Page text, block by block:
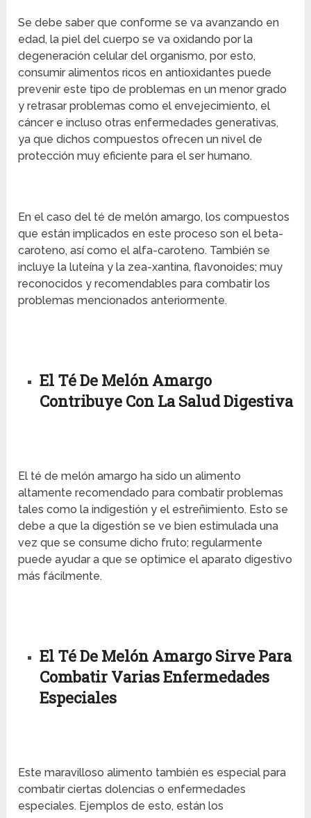
Se debe saber que conforme se va avanzando en
edad, la piel del cuerpo se va oxidando por la
degeneración celular del organismo, por esto,
consumir alimentos ricos en antioxidantes puede
prevenir este tipo de problemas en un menor grado
y retrasar problemas como el envejecimiento, el
cáncer e incluso otras enfermedades generativas,
ya que dichos compuestos ofrecen un nivel de
protección muy eficiente para el ser humano.
En el caso del té de melón amargo, los compuestos
que están implicados en este proceso son el beta-
caroteno, así como el alfa-caroteno. También se
incluye la luteína y la zea-xantina, flavonoides; muy
reconocidos y recomendables para combatir los
problemas mencionados anteriormente.
El Té De Melón Amargo
Contribuye Con La Salud Digestiva
El té de melón amargo ha sido un alimento
altamente recomendado para combatir problemas
tales como la indigestión y el estreñimiento. Esto se
debe a que la digestión se ve bien estimulada una
vez que se consume dicho fruto; regularmente
puede ayudar a que se optimice el aparato digestivo
más fácilmente.
El Té De Melón Amargo Sirve Para
Combatir Varias Enfermedades
Especiales
Este maravilloso alimento también es especial para
combatir ciertas dolencias o enfermedades
especiales. Ejemplos de esto, están los